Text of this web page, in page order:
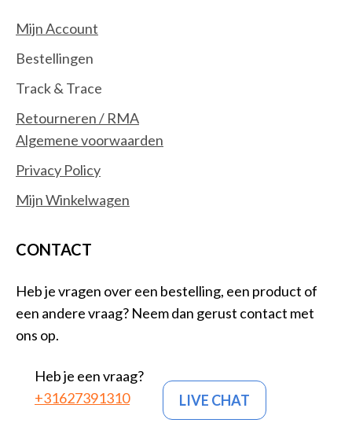
Mijn Account
Bestellingen
Track & Trace
Retourneren / RMA
Algemene voorwaarden
Privacy Policy
Mijn Winkelwagen
CONTACT
Heb je vragen over een bestelling, een product of
een andere vraag? Neem dan gerust contact met
ons op.
Heb je een vraag?
+31627391310
LIVE CHAT